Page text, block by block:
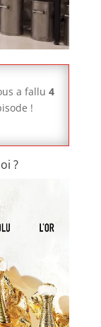
a fallu 4
!
?